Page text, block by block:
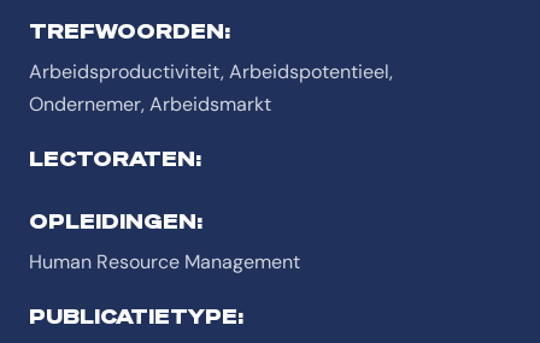
TREFWOORDEN:
Arbeidsproductiviteit, Arbeidspotentieel,
Ondernemer, Arbeidsmarkt
LECTORATEN:
OPLEIDINGEN:
Human Resource Management
PUBLICATIETYPE: